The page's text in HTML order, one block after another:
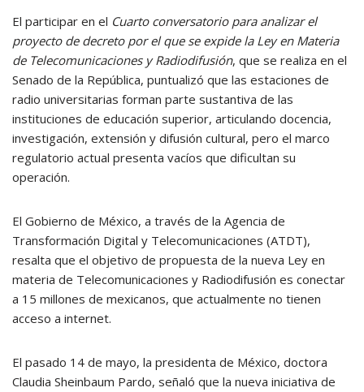
El participar en el Cuarto conversatorio para analizar el
proyecto de decreto por el que se expide la Ley en Materia
de Telecomunicaciones y Radiodifusión, que se realiza en el
Senado de la República, puntualizó que las estaciones de
radio universitarias forman parte sustantiva de las
instituciones de educación superior, articulando docencia,
investigación, extensión y difusión cultural, pero el marco
regulatorio actual presenta vacíos que dificultan su
operación.
El Gobierno de México, a través de la Agencia de
Transformación Digital y Telecomunicaciones (ATDT),
resalta que el objetivo de propuesta de la nueva Ley en
materia de Telecomunicaciones y Radiodifusión es conectar
a 15 millones de mexicanos, que actualmente no tienen
acceso a internet.
El pasado 14 de mayo, la presidenta de México, doctora
Claudia Sheinbaum Pardo, señaló que la nueva iniciativa de